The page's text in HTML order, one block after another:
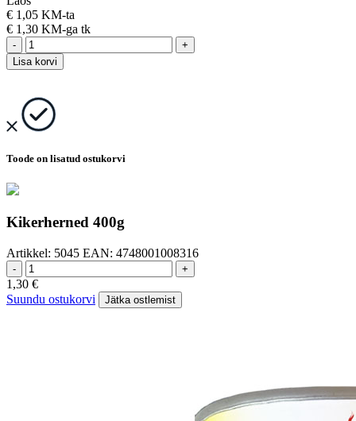
€ 1,05 KM-ta
€ 1,30 KM-ga tk
-
+
Lisa korvi
Toode on lisatud ostukorvi
Kikerherned 400g
Artikkel: 5045 EAN: 4748001008316
- +
1,30 €
Suundu ostukorvi
Jätka ostlemist